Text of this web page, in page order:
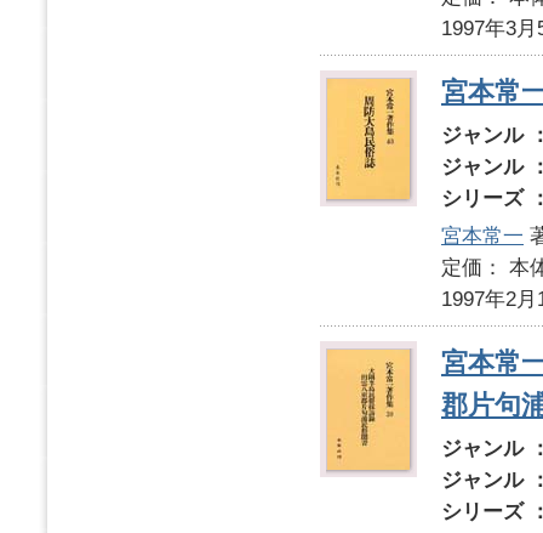
1997年3月
宮本常
ジャンル
ジャンル
シリーズ
宮本常一
定価：
1997年2月
宮本常
郡片句
ジャンル
ジャンル
シリーズ